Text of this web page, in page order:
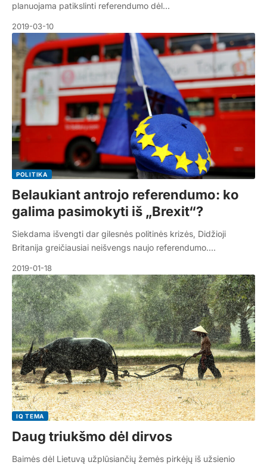
planuojama patikslinti referendumo dėl…
2019-03-10
POLITIKA
Belaukiant antrojo referendumo: ko
galima pasimokyti iš „Brexit“?
Siekdama išvengti dar gilesnės politinės krizės, Didžioji
Britanija greičiausiai neišvengs naujo referendumo.…
2019-01-18
IQ TEMA
Daug triukšmo dėl dirvos
Baimės dėl Lietuvą užplūsiančių žemės pirkėjų iš užsienio